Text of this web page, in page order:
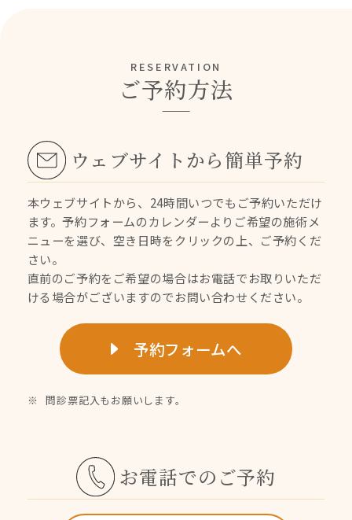
RESERVATION
ご予約方法
ウェブサイトから簡単予約
本ウェブサイトから、24時間いつでもご予約いただけ
ます。予約フォームのカレンダーよりご希望の施術メ
ニューを選び、空き日時をクリックの上、ご予約くだ
さい。
直前のご予約をご希望の場合はお電話でお取りいただ
ける場合がございますのでお問い合わせください。
予約フォームへ
問診票記入もお願いします。
お電話でのご予約